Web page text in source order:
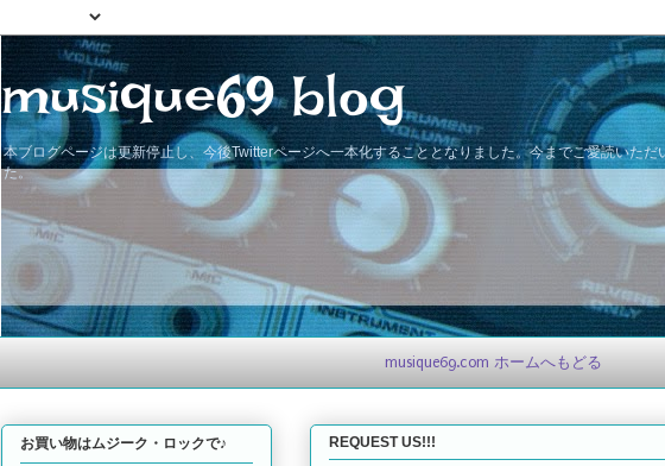
musique69 blog
本ブログページは更新停止し、今後Twitterページへ一本化することとなりました。今までご愛読いた
た。
musique69.com ホームへもどる
REQUEST US!!!
お買い物はムジーク・ロックで♪